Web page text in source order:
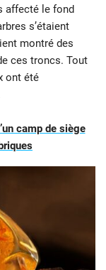
affecté le fond
s’étaient
montré des
ces troncs. Tout
ont été
camp de siège